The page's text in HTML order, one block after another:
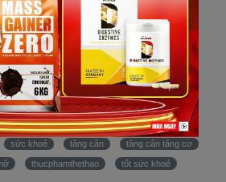
Ba Đình
0865.993.500
Hưng Lợi, Q. Ninh Kiều
0962.622.501
sức khoẻ tăng cân tăng cân tăng cơ
thucphamthethao tốt sức khoẻ